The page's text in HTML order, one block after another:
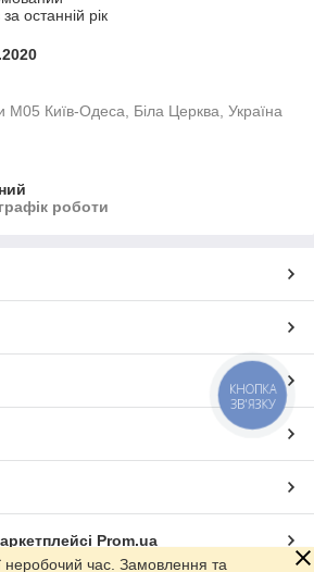
жниварка складає скошену масу у
проходу, жниварка скошує
подає масу на молотильний апарат
(наприклад, соняшнику чи
які можуть
збирають зерно, не
що мінімізує втрати.
останній рік
М05 Київ-Одеса, Біла Церква, Україна
роботи
Prom.ua
неробочий час. Замовлення та
КНОПКА
ЗВ'ЯЗКУ